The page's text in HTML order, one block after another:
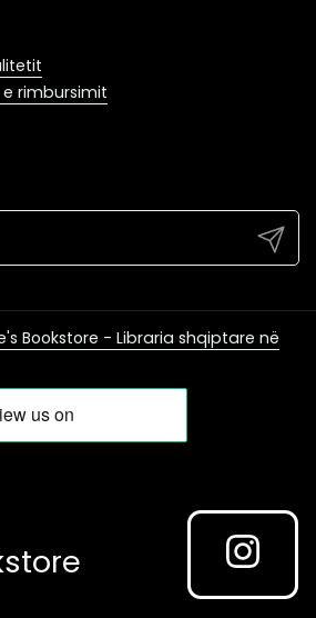
rimbursimit
Submit
Bookstore - Libraria shqiptare në